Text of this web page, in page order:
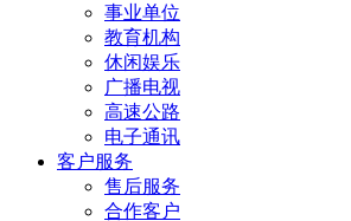
事业单位
教育机构
休闲娱乐
广播电视
高速公路
电子通讯
客户服务
售后服务
合作客户